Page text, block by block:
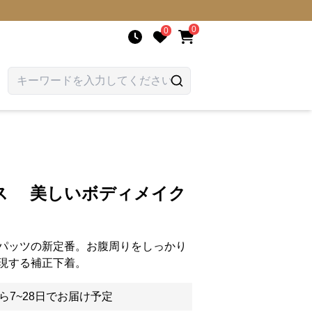
0 0
美しいボディメイク
ッツの新定番。お腹周りをしっかり
する補正下着。
7~28日でお届け予定